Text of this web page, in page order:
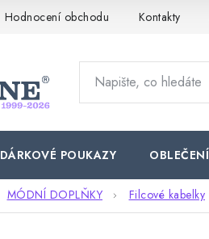
Hodnocení obchodu Kontakty
DÁRKOVÉ POUKAZY OBLEČENÍ
MÓDNÍ DOPLŇKY Filcové kabelky